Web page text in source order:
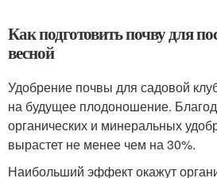
Как подготовить почву для
весной
Удобрение почвы для садовой
на будущее плодоношение.
органических и минеральных
вырастет не менее чем на 30%.
Наибольший эффект окажут